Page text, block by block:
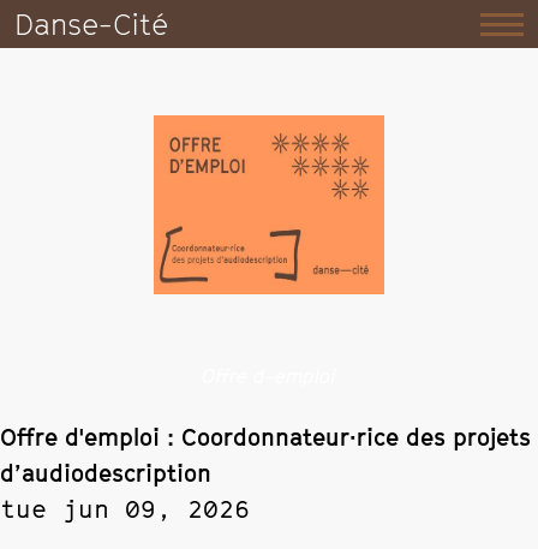
Danse-Cité
Offre d'emploi : Coordonnateur·rice des projets
d’audiodescription
tue jun 09, 2026